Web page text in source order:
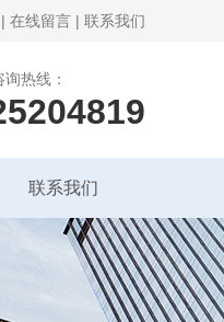
| 在线留言 | 联系我们
热线：
联系我们